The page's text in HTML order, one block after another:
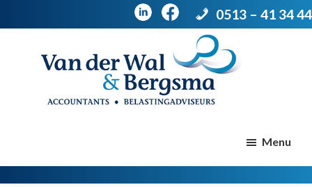
0513 – 41 34 44
Menu